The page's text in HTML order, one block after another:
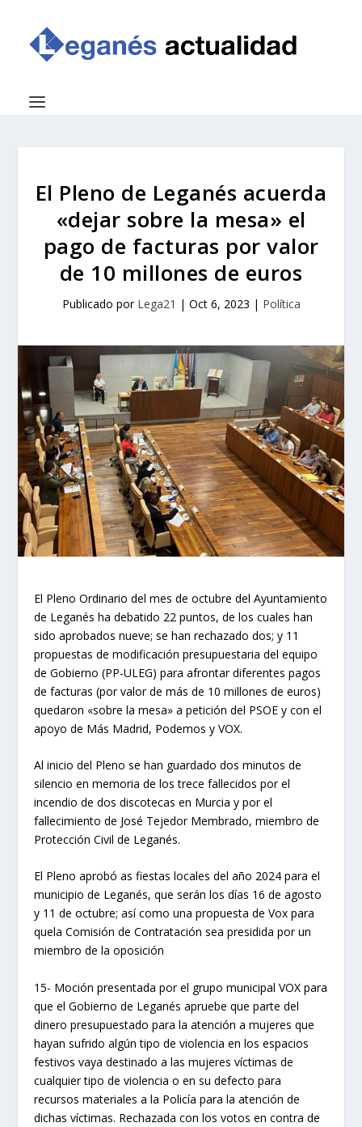
El Pleno de Leganés acuerda
«dejar sobre la mesa» el
pago de facturas por valor
de 10 millones de euros
Publicado por Lega21 | Oct 6, 2023 | Política
El Pleno Ordinario del mes de octubre del Ayuntamiento
de Leganés ha debatido 22 puntos, de los cuales han
sido aprobados nueve; se han rechazado dos; y 11
propuestas de modificación presupuestaria del equipo
de Gobierno (PP-ULEG) para afrontar diferentes pagos
de facturas (por valor de más de 10 millones de euros)
quedaron «sobre la mesa» a petición del PSOE y con el
apoyo de Más Madrid, Podemos y VOX.
Al inicio del Pleno se han guardado dos minutos de
silencio en memoria de los trece fallecidos por el
incendio de dos discotecas en Murcia y por el
fallecimiento de José Tejedor Membrado, miembro de
Protección Civil de Leganés.
El Pleno aprobó as fiestas locales del año 2024 para el
municipio de Leganés, que serán los días 16 de agosto
y 11 de octubre; así como una propuesta de Vox para
quela Comisión de Contratación sea presidida por un
miembro de la oposición
15- Moción presentada por el grupo municipal VOX para
que el Gobierno de Leganés apruebe que parte del
dinero presupuestado para la atención a mujeres que
hayan sufrido algún tipo de violencia en los espacios
festivos vaya destinado a las mujeres víctimas de
cualquier tipo de violencia o en su defecto para
recursos materiales a la Policía para la atención de
dichas víctimas. Rechazada con los votos en contra de